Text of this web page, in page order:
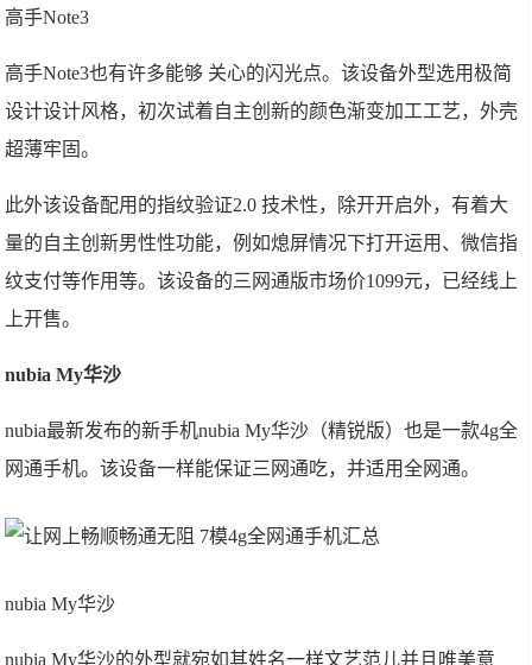
高手Note3
高手Note3也有许多能够 关心的闪光点。该设备外型选用极简
设计设计风格，初次试着自主创新的颜色渐变加工工艺，外壳
超薄牢固。
此外该设备配用的指纹验证2.0 技术性，除开开启外，有着大
量的自主创新男性性功能，例如熄屏情况下打开运用、微信指
纹支付等作用等。该设备的三网通版市场价1099元，已经线上
上开售。
nubia My华沙
nubia最新发布的新手机nubia My华沙（精锐版）也是一款4g全
网通手机。该设备一样能保证三网通吃，并适用全网通。
nubia My华沙
nubia My华沙的外型就宛如其姓名一样文艺范儿并且唯美意